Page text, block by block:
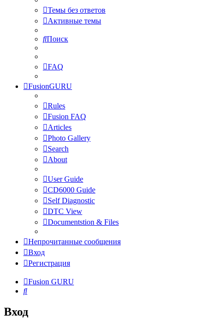
Темы без ответов
Активные темы
Поиск
FAQ
FusionGURU
Rules
Fusion FAQ
Articles
Photo Gallery
Search
About
User Guide
CD6000 Guide
Self Diagnostic
DTC View
Documentstion & Files
Непрочитанные сообщения
Вход
Регистрация
Fusion GURU
Поиск
Вход